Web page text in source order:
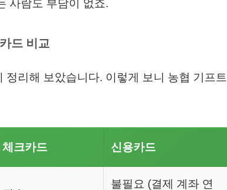
사람도 부담이 없죠.
드 비교
리해 보았습니다. 이렇게 보니 농협 기프트
체크카드 신용카드
불필요 (결제 계좌 연